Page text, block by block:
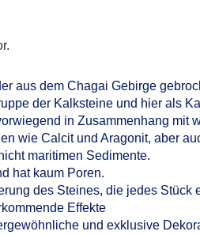
aus dem Chagai Gebirge
der Kalksteine und hier als
in Zusammenhang mit
wie Calcit und Aragonit, aber
maritimen Sedimente.
hat kaum Poren.
des Steines, die jedes Stück
Effekte
und exklusive